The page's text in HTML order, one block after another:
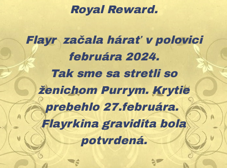
Royal Reward.
Flayr začala hárať v polovici
februára 2024.
Tak sme sa stretli so
ženichom Purrym. Krytie
prebehlo 27.februára.
Flayrkina gravidita bola
potvrdená.